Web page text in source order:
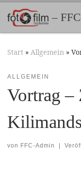
Zum Inhalt–
Start » Allgemein »
ALLGEMEIN
Vortrag –
von FFC-Admin |